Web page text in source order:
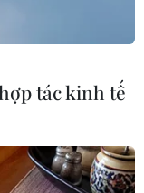
tác kinh tế